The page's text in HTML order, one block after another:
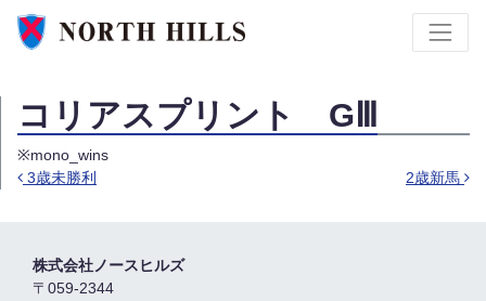
コリアスプリント GⅢ
※mono_wins
3歳未勝利 2歳新馬
株式会社ノースヒルズ
〒059-2344